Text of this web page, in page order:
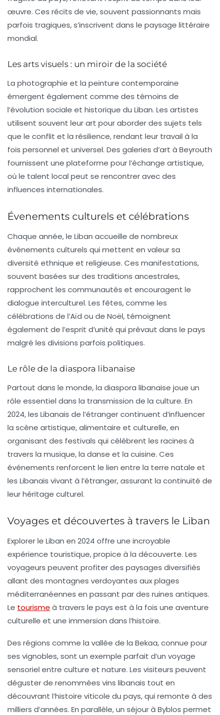
œuvre. Ces récits de vie, souvent passionnants mais
parfois tragiques, s’inscrivent dans le paysage littéraire
mondial.
Les arts visuels : un miroir de la société
La photographie et la peinture contemporaine
émergent également comme des témoins de
l’évolution sociale et historique du Liban. Les artistes
utilisent souvent leur art pour aborder des sujets tels
que le conflit et la résilience, rendant leur travail à la
fois personnel et universel. Des galeries d’art à Beyrouth
fournissent une plateforme pour l’échange artistique,
où le talent local peut se rencontrer avec des
influences internationales.
Évenements culturels et célébrations
Chaque année, le Liban accueille de nombreux
événements culturels qui mettent en valeur sa
diversité ethnique et religieuse. Ces manifestations,
souvent basées sur des traditions ancestrales,
rapprochent les communautés et encouragent le
dialogue interculturel. Les fêtes, comme les
célébrations de l’Aïd ou de Noël, témoignent
également de l’esprit d’unité qui prévaut dans le pays
malgré les divisions parfois politiques.
Le rôle de la diaspora libanaise
Partout dans le monde, la diaspora libanaise joue un
rôle essentiel dans la transmission de la culture. En
2024, les Libanais de l’étranger continuent d’influencer
la scène artistique, alimentaire et culturelle, en
organisant des festivals qui célèbrent les racines à
travers la musique, la danse et la cuisine. Ces
événements renforcent le lien entre la terre natale et
les Libanais vivant à l’étranger, assurant la continuité de
leur héritage culturel.
Voyages et découvertes à travers le Liban
Explorer le Liban en 2024 offre une incroyable
expérience touristique, propice à la découverte. Les
voyageurs peuvent profiter des paysages diversifiés
allant des montagnes verdoyantes aux plages
méditerranéennes en passant par des ruines antiques.
Le tourisme à travers le pays est à la fois une aventure
culturelle et une immersion dans l’histoire.
Des régions comme la vallée de la Bekaa, connue pour
ses vignobles, sont un exemple parfait d’un voyage
sensoriel entre culture et nature. Les visiteurs peuvent
déguster de renommées vins libanais tout en
découvrant l’histoire viticole du pays, qui remonte à des
milliers d’années. En parallèle, un séjour à Byblos permet